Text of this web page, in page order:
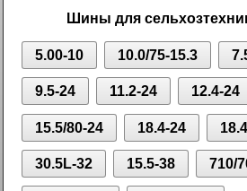
Шины для
5.00-10 10.0/75-15.3
9.5-24 11.2-24 12.4-24
15.5/80-24 18.4-24
30.5L-32 15.5-38 710/